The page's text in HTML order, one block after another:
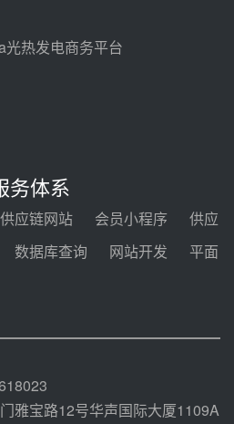
11:42
级高导热空冷发电机通过
试验
科工金源华电淄博熔盐储热项
盐储罐采购
光工程性能试验采购
光热发电商务平台
务体系
供应链网站 会员小程序
供应
数据库查询 网站开发
平面
雅宝路12号华声国际大厦1109A